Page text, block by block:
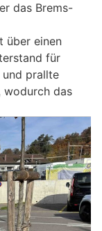
das Brems-
über einen
für
und prallte
wodurch das